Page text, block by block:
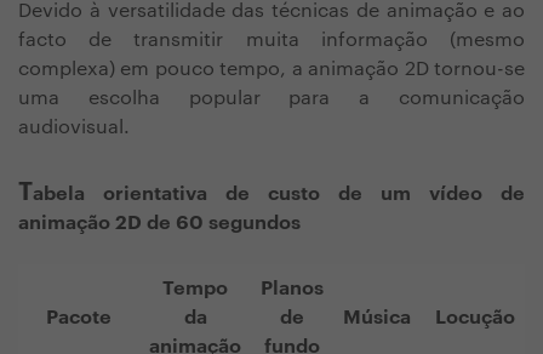
Devido à versatilidade das técnicas de animação e ao
facto de transmitir muita informação (mesmo
complexa) em pouco tempo, a animação 2D tornou-se
uma escolha popular para a comunicação
audiovisual.
Tabela orientativa de custo de um vídeo de
animação 2D de 60 segundos
Pacote
Tempo
da
animação
Planos
de
fundo
Música Locução